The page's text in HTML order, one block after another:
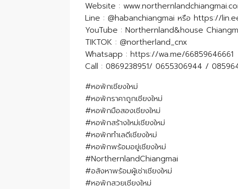
Website :
Line : @habanchiangmai​ หรือ https://
YouTube : Northernland&house
TIKTOK : @northerland_cnx
Whatsapp : https://wa.me/66859646661
Call : 0869238951​/ 0655306944​ /
#หอพักเชียงใหม่
#หอพักราคาถูกเชียงใหม่
#หอพักมือสองเชียงใหม่
#หอพักสร้างใหม่เชียงใหม่
#หอพักทำเลดีเชียงใหม่
#หอพักพร้อมอยู่เชียงใหม่
#NorthernlandChiangmai
#อสังหาพร้อมผู้เช่าเชียงใหม่
#หอพักสวยเชียงใหม่